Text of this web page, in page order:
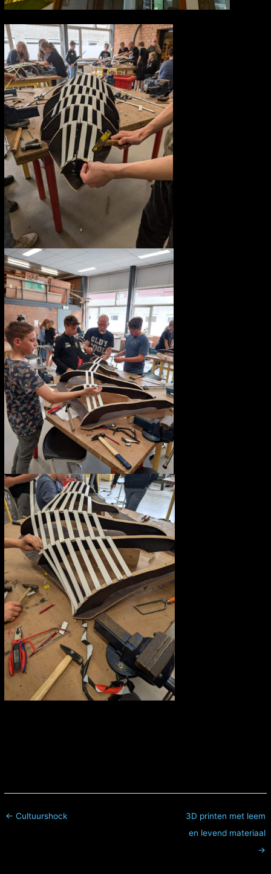
← Cultuurshock
3D printen met leem
en levend materiaal
→